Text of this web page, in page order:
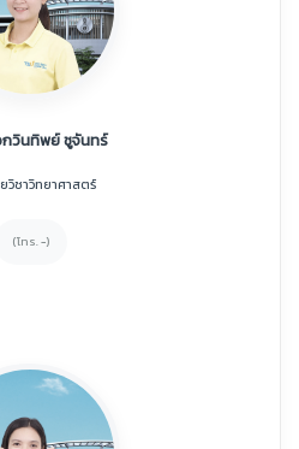
กวินทิพย์ ชูจันทร์
วิชาวิทยาศาสตร์
(โทร. -)